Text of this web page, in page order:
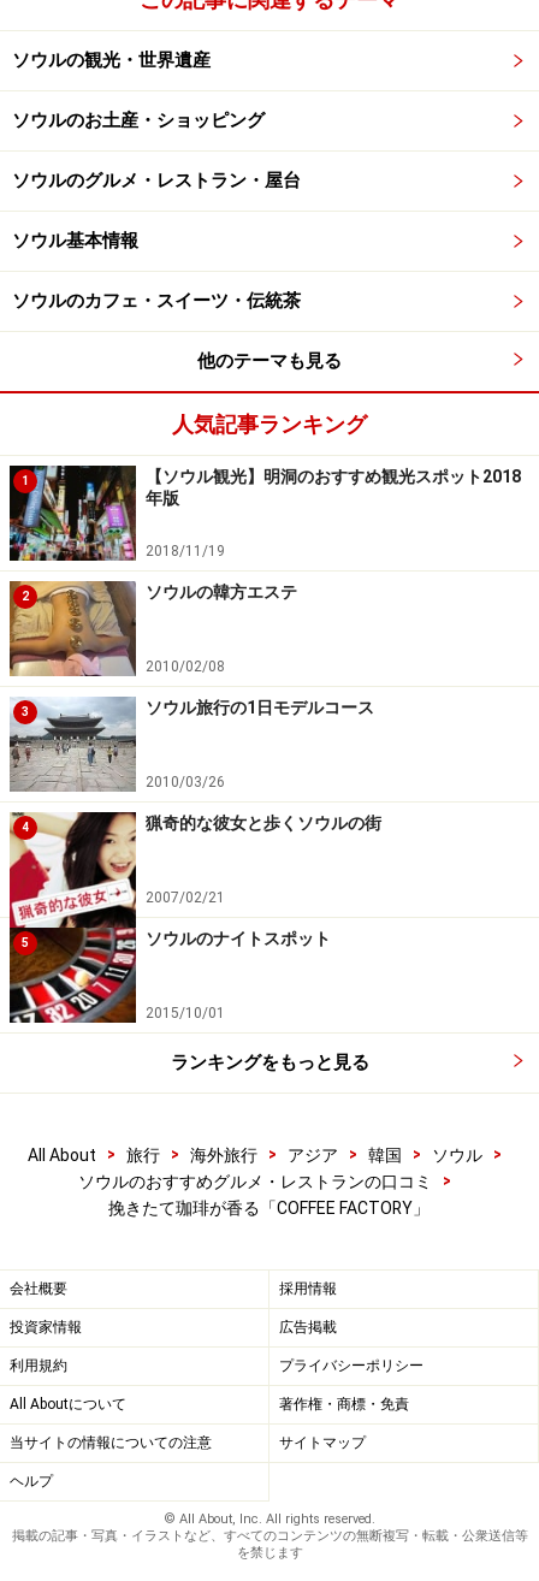
ソウルの観光・世界遺産
ソウルのお土産・ショッピング
ソウルのグルメ・レストラン・屋台
ソウル基本情報
ソウルのカフェ・スイーツ・伝統茶
他のテーマも見る
人気記事ランキング
1
【ソウル観光】明洞のおすすめ観光スポット2018
年版
2018/11/19
2 ソウルの韓方エステ
2010/02/08
3 ソウル旅行の1日モデルコース
2010/03/26
4 猟奇的な彼女と歩くソウルの街
2007/02/21
5 ソウルのナイトスポット
2015/10/01
ランキングをもっと見る
All About > 旅行 > 海外旅行 > アジア > 韓国 > ソウル
>
ソウルのおすすめグルメ・レストランの口コミ
>
挽きたて珈琲が香る「COFFEE FACTORY」
会社概要 採用情報
投資家情報 広告掲載
利用規約 プライバシーポリシー
All Aboutについて 著作権・商標・免責
当サイトの情報についての注意 サイトマップ
ヘルプ
© All About, Inc. All rights reserved.
掲載の記事・写真・イラストなど、すべてのコンテンツの無断複写・転載・公衆送信等
を禁じます